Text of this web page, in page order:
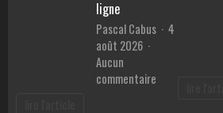
ligne
Pascal Cabus
4
août 2026
Aucun
commentaire